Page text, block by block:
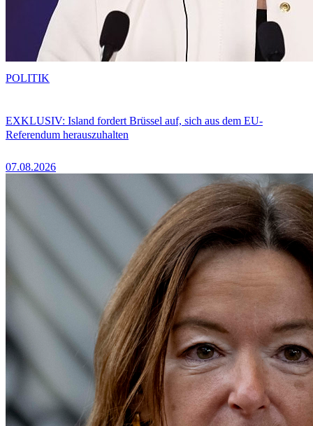
EXKLUSIV: Island fordert Brüssel auf, sich aus dem EU-
Referendum herauszuhalten
07.08.2026
POLITIK